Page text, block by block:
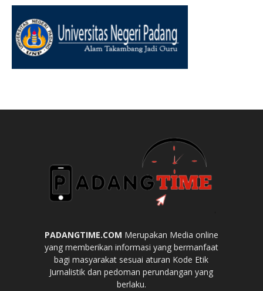
PADANGTIME.COM Merupakan Media online
yang memberikan informasi yang bermanfaat
bagi masyarakat sesuai aturan Kode Etik
Jurnalistik dan pedoman perundangan yang
berlaku.